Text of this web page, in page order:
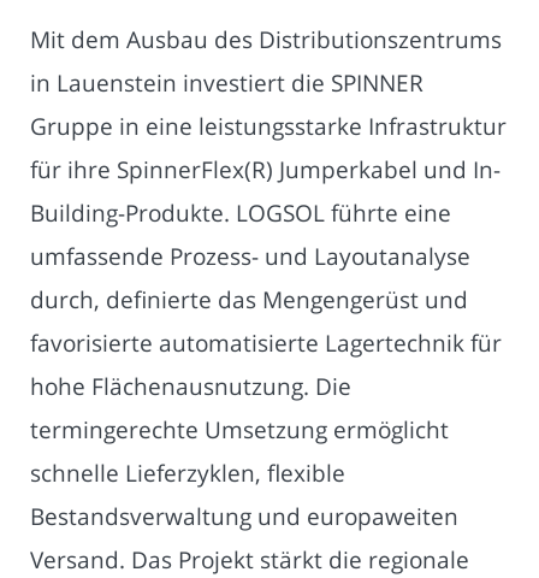
Mit dem Ausbau des Distributionszentrums
in Lauenstein investiert die SPINNER
Gruppe in eine leistungsstarke Infrastruktur
für ihre SpinnerFlex(R) Jumperkabel und In-
Building-Produkte. LOGSOL führte eine
umfassende Prozess- und Layoutanalyse
durch, definierte das Mengengerüst und
favorisierte automatisierte Lagertechnik für
hohe Flächenausnutzung. Die
termingerechte Umsetzung ermöglicht
schnelle Lieferzyklen, flexible
Bestandsverwaltung und europaweiten
Versand. Das Projekt stärkt die regionale